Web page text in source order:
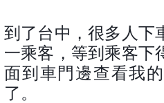
到了台中，很多人下
一乘客，等到乘客下
面到車門邊查看我
了。